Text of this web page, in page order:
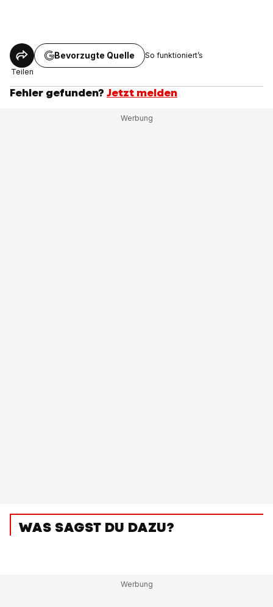
Teilen
Bevorzugte Quelle So funktioniert’s
Fehler gefunden? Jetzt melden
WAS SAGST DU DAZU?